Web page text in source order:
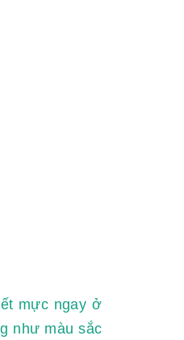
mực ngay ở
như màu sắc